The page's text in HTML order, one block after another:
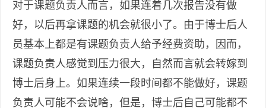
对于课题负责人而言，如果连着几次报告没有做
好，以后再拿课题的机会就很小了。由于博士后人
员基本上都是有课题负责人给予经费资助，因而，
课题负责人感觉到压力很大，自然而言就会转嫁到
博士后身上。如果连续一段时间都不能做好，课题
负责人可能不会说啥，但是，博士后自己可能都不